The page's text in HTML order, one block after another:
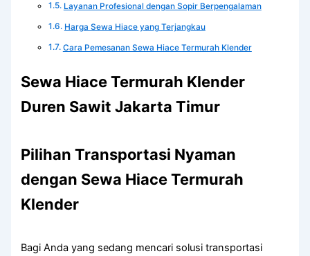
Layanan Profesional dengan Sopir Berpengalaman
Harga Sewa Hiace yang Terjangkau
Cara Pemesanan Sewa Hiace Termurah Klender
Sewa Hiace Termurah Klender
Duren Sawit Jakarta Timur
Pilihan Transportasi Nyaman
dengan Sewa Hiace Termurah
Klender
Bagi Anda yang sedang mencari solusi transportasi